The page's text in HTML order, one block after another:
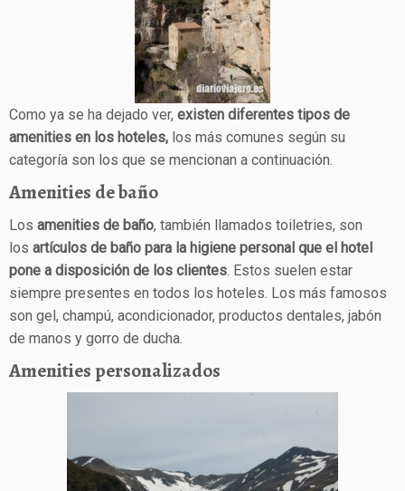
Como ya se ha dejado ver, existen diferentes tipos de
amenities en los hoteles, los más comunes según su
categoría son los que se mencionan a continuación.
Amenities de baño
Los amenities de baño, también llamados toiletries, son
los artículos de baño para la higiene personal que el hotel
pone a disposición de los clientes. Estos suelen estar
siempre presentes en todos los hoteles. Los más famosos
son gel, champú, acondicionador, productos dentales, jabón
de manos y gorro de ducha.
Amenities personalizados